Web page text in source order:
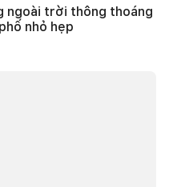
ngoài trời thông thoáng
nhỏ hẹp